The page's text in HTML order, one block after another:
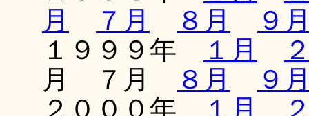
月
７月 ８月
９
１９９９年
１月
月 ７月
８月
９
２０００年
１月